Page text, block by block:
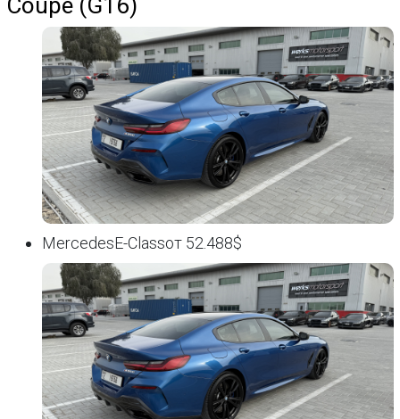
MercedesE-Classот 52.488$